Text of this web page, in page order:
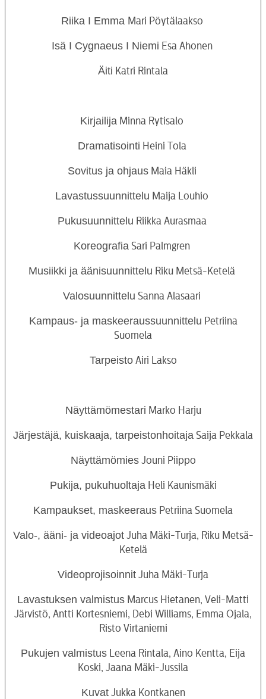
Riika I Emma Mari Pöytälaakso
Isä I Cygnaeus I Niemi Esa Ahonen
Äiti Katri Rintala
Kirjailija Minna Rytisalo
Dramatisointi Heini Tola
Sovitus ja ohjausMaia Häkli
Lavastussuunnittelu Maija Louhio
Pukusuunnittelu Riikka Aurasmaa
Koreografia Sari Palmgren
Musiikki ja äänisuunnittelu Riku Metsä-Ketelä
Valosuunnittelu Sanna Alasaari
Kampaus- ja maskeeraussuunnittelu Petriina
Suomela
TarpeistoAiri Lakso
Näyttämömestari Marko Harju
Järjestäjä, kuiskaaja, tarpeistonhoitaja Saija Pekkala
NäyttämömiesJouni Piippo
Pukija, pukuhuoltaja Heli Kaunismäki
Kampaukset, maskeeraus Petriina Suomela
Valo-, ääni- ja videoajotJuha Mäki-Turja, Riku Metsä-
Ketelä
Videoprojisoinnit Juha Mäki-Turja
Lavastuksen valmistus Marcus Hietanen, Veli-Matti
Järvistö, Antti Kortesniemi, Debi Williams, Emma Ojala,
Risto Virtaniemi
Pukujen valmistus Leena Rintala, Aino Kentta, Eija
Koski, Jaana Mäki-Jussila
KuvatJukka Kontkanen